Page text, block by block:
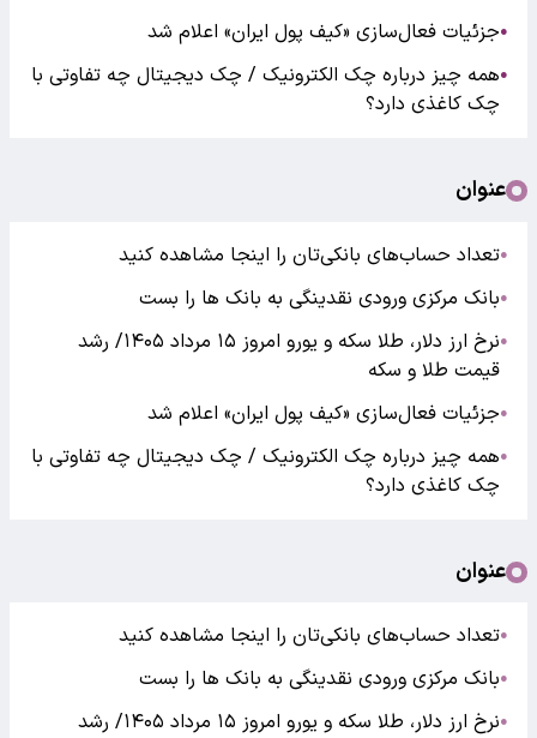
●جزئیات فعال‌سازی «کیف پول ایران» اعلام شد
●همه چیز درباره چک الکترونیک / چک دیجیتال چه تفاوتی با
چک کاغذی دارد؟
عنوان
●تعداد حساب‌های بانکی‌تان را اینجا مشاهده کنید
●بانک مرکزی ورودی نقدینگی به بانک ها را بست
●
نرخ ارز دلار، طلا سکه و یورو امروز ۱۵ مرداد ۱۴۰۵/ رشد
قیمت طلا و سکه
●جزئیات فعال‌سازی «کیف پول ایران» اعلام شد
●همه چیز درباره چک الکترونیک / چک دیجیتال چه تفاوتی با
چک کاغذی دارد؟
عنوان
●تعداد حساب‌های بانکی‌تان را اینجا مشاهده کنید
●بانک مرکزی ورودی نقدینگی به بانک ها را بست
●
نرخ ارز دلار، طلا سکه و یورو امروز ۱۵ مرداد ۱۴۰۵/ رشد